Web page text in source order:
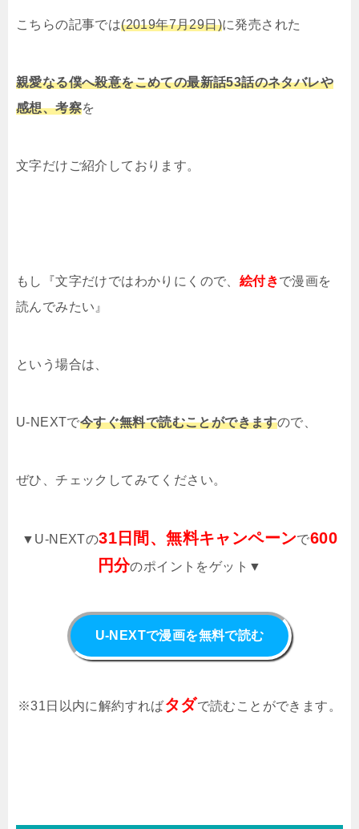
こちらの記事では(2019年7月29日)に発売された
親愛なる僕へ殺意をこめての最新話53話のネタバレや
感想、考察を
文字だけご紹介しております。
もし『文字だけではわかりにくので、 絵付きで漫画を
読んでみたい』
という場合は、
U-NEXTで今すぐ無料で読むことができますので、
ぜひ、チェックしてみてください。
▼U-NEXTの31日間、無料キャンペーンで600
円分のポイントをゲット▼
U-NEXTで漫画を無料で読む
※31日以内に解約すればタダで読むことができます。